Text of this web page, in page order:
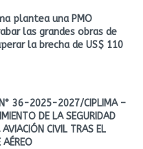
plantea una PMO
las grandes obras de
la brecha de US$ 110
N° 36-2025-2027/CIPLIMA –
DE LA SEGURIDAD
CIVIL TRAS EL
AÉREO